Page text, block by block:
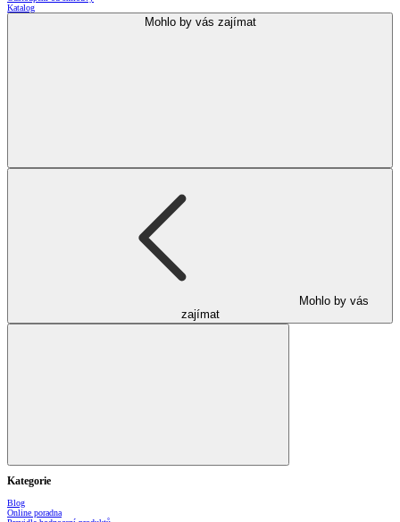
Katalog
Mohlo by vás zajímat
Mohlo by vás
zajímat
Kategorie
Blog
Online poradna